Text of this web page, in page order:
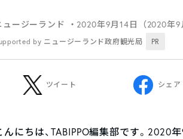
ュージーランド ・2020年9月14日（2020年
by ニュージーランド政府観光局 PR
ツイート シェア
んにちは、TABIPPO編集部です。2020